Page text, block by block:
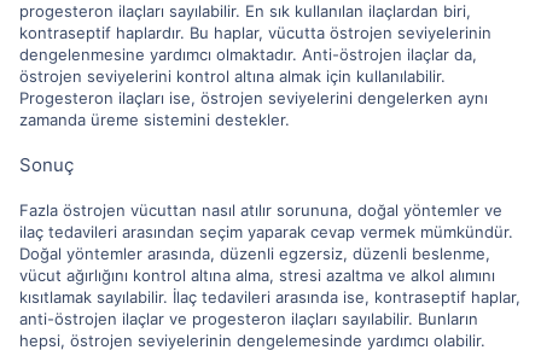
progesteron ilaçları sayılabilir. En sık kullanılan ilaçlardan biri,
kontraseptif haplardır. Bu haplar, vücutta östrojen seviyelerinin
dengelenmesine yardımcı olmaktadır. Anti-östrojen ilaçlar da,
östrojen seviyelerini kontrol altına almak için kullanılabilir.
Progesteron ilaçları ise, östrojen seviyelerini dengelerken aynı
zamanda üreme sistemini destekler.
Sonuç
Fazla östrojen vücuttan nasıl atılır sorununa, doğal yöntemler ve
ilaç tedavileri arasından seçim yaparak cevap vermek mümkündür.
Doğal yöntemler arasında, düzenli egzersiz, düzenli beslenme,
vücut ağırlığını kontrol altına alma, stresi azaltma ve alkol alımını
kısıtlamak sayılabilir. İlaç tedavileri arasında ise, kontraseptif haplar,
anti-östrojen ilaçlar ve progesteron ilaçları sayılabilir. Bunların
hepsi, östrojen seviyelerinin dengelemesinde yardımcı olabilir.